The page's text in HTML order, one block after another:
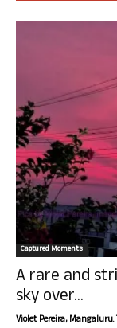
Captured Moments
A rare and
sky over...
Violet Pereira, Mangaluru.